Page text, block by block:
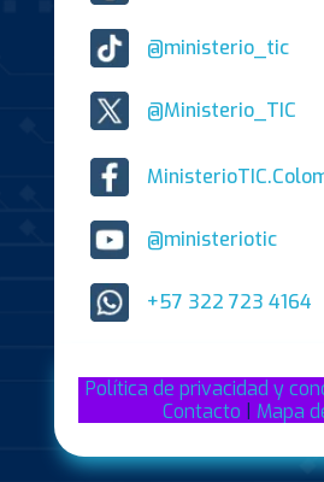
@ministerio_tic
@Ministerio_TIC
@ministeriotic
+57 322 723 4164
Política de privacidad y
Contacto
Mapa